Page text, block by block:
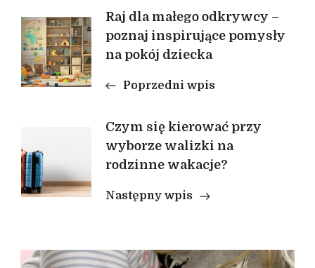
Nawigacja
wpisu
Raj dla małego odkrywcy –
poznaj inspirujące pomysły
na pokój dziecka
Poprzedni wpis
Czym się kierować przy
wyborze walizki na
rodzinne wakacje?
Następny wpis